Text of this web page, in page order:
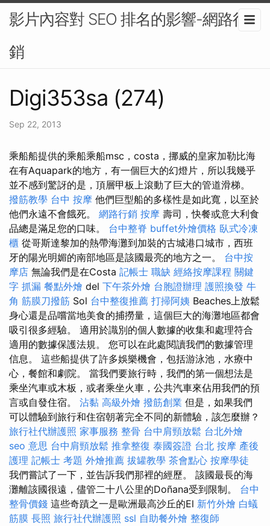
影片內容對 SEO 排名的影響-網路行
銷
Digi353sa (274)
Sep 22, 2013
乘船船提供的乘船乘船msc，costa，挪威的皇家加勒比海
在有Aquapark的地方，有一個巨大的幻燈片，所以我幾乎
並不感到驚訝的是，頂層甲板上滾動了巨大的管道滑梯。
撥筋教學 台中 按摩 他們巨型船的多樣性是如此寬，以至於
他們永遠不會餓死。 網路行銷 按摩 壽司，快餐或意大利食
品總是滿足您的口味。 台中整脊 buffet外燴價格 臥式冷凍
櫃 從哥斯達黎加的熱帶海灘到加裝的古城港口城市，西班
牙的陽光明媚的南部地區是該國最亮的地方之一。 台中按
摩店 無論我們是在Costa 記帳士 職缺 經絡按摩課程 關鍵
字 抓漏 餐點外燴 del 下午茶外燴 台胞證辦理 護照換發 牛
角 筋膜刀撥筋 Sol 台中整復推薦 打掃阿姨 Beaches上放鬆
身心還是品嚐當地美食的捕撈量，這個巨大的海灘地區都會
吸引很多經驗。 適用於識別的個人數據的收集和處理符合
適用的數據保護法規。 您可以在此處閱讀我們的數據管理
信息。 這些船提供了許多娛樂機會，包括游泳池，水療中
心，餐館和劇院。 當我們要旅行時，我們的第一個想法是
乘坐汽車或木板，或者乘坐火車，公共汽車來佔用我們的預
言或自發住宿。 沾黏 高級外燴 撥筋創業 但是，如果我們
可以體驗到旅行和住宿朝著完全不同的新體驗，該怎麼辦？
旅行社代辦護照 家事服務 整骨 台中肩頸放鬆 台北外燴
seo 意思 台中肩頸放鬆 推拿整復 泰國簽證 台北 按摩 產後
護理 記帳士 考題 外燴推薦 拔罐教學 茶會點心 按摩學徒
我們嘗試了一下，並告訴我們那裡的經歷。 該國最長的海
灘離該國很遠，儘管二十八公里的Doñana受到限制。 台中
整骨價錢 這些奇蹟之一是歐洲最高沙丘的El 新竹外燴 白蟻
筋膜 長照 旅行社代辦護照 ssl 自助餐外燴 整復師